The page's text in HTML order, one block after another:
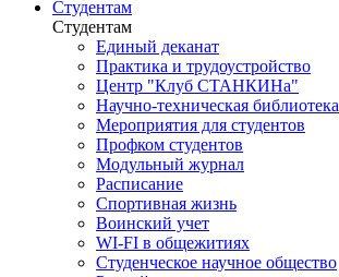
Студентам
Студентам
Единый деканат
Практика и трудоустройство
Центр "Клуб СТАНКИНа"
Научно-техническая библиотека
Мероприятия для студентов
Профком студентов
Модульный журнал
Расписание
Спортивная жизнь
Воинский учет
WI-FI в общежитиях
Студенческое научное общество